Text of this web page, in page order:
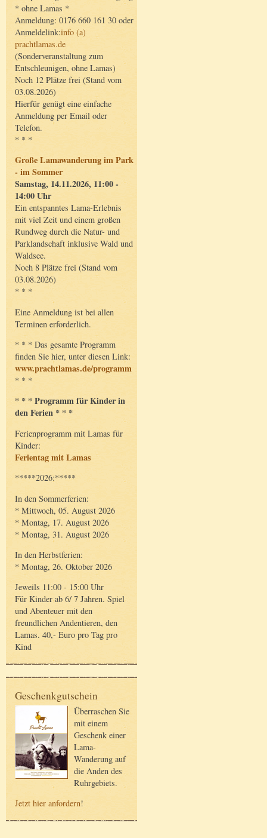
* ohne Lamas *
Anmeldung: 0176 660 161 30 oder
Anmeldelink:info (a)
prachtlamas.de
(Sonderveranstaltung zum
Entschleunigen, ohne Lamas)
Noch 12 Plätze frei (Stand vom
03.08.2026)
Hierfür genügt eine einfache
Anmeldung per Email oder
Telefon.
* * *
Große Lamawanderung im Park
- im Sommer
Samstag, 14.11.2026, 11:00 -
14:00 Uhr
Ein entspanntes Lama-Erlebnis
mit viel Zeit und einem großen
Rundweg durch die Natur- und
Parklandschaft inklusive Wald und
Waldsee.
Noch 8 Plätze frei (Stand vom
03.08.2026)
* * *
Eine Anmeldung ist bei allen
Terminen erforderlich.
* * * Das gesamte Programm
finden Sie hier, unter diesen Link:
www.prachtlamas.de/programm
* * *
* * * Programm für Kinder in
den Ferien * * *
Ferienprogramm mit Lamas für
Kinder:
Ferientag mit Lamas
*****2026:*****
In den Sommerferien:
* Mittwoch, 05. August 2026
* Montag, 17. August 2026
* Montag, 31. August 2026
In den Herbstferien:
* Montag, 26. Oktober 2026
Jeweils 11:00 - 15:00 Uhr
Für Kinder ab 6/ 7 Jahren. Spiel
und Abenteuer mit den
freundlichen Andentieren, den
Lamas. 40,- Euro pro Tag pro
Kind
Geschenkgutschein
Überraschen Sie
mit einem
Geschenk einer
Lama-
Wanderung auf
die Anden des
Ruhrgebiets.
Jetzt hier anfordern!